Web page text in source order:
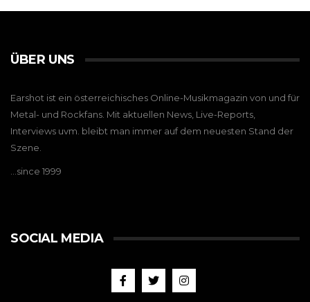
ÜBER UNS
Earshot ist ein österreichisches Online-Musikmagazin von und für
Metal- und Rockfans. Mit aktuellen News, Live-Reports,
Interviews uvm. bleibt man immer auf dem neuesten Stand der
Szene.
…since 1999
SOCIAL MEDIA